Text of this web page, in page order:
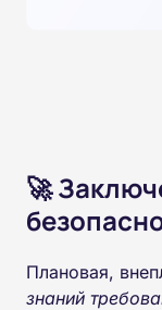
🚀
Плановая,
знаний